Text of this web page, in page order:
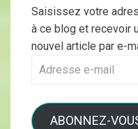
Saisissez votre
à ce blog et recevoir
nouvel article par e-
Adresse
ABONNEZ-